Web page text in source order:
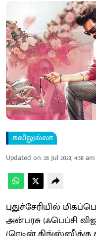
கலிலுல்லா
Updated on:28 Jul 2023, 4:58 am
புதுச்சேரியில்
அன்பரசு (ஃபெப்சி